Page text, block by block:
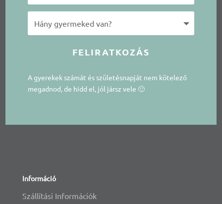
FELIRATKOZÁS
A gyerekek számát és születésnapját nem kötelező
megadnod, de hidd el, jól jársz vele 🙂
Információ
Szállítási Információk